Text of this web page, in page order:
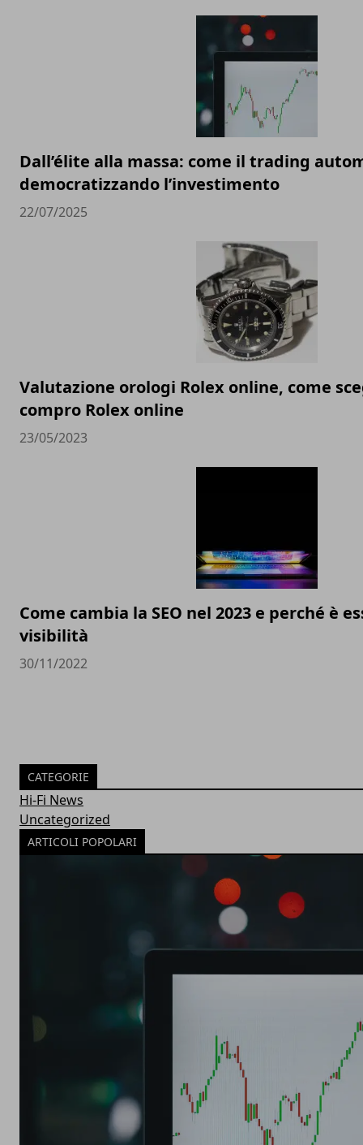
Dall’élite alla massa: come il trading
democratizzando l’investimento
22/07/2025
Valutazione orologi Rolex online, come
compro Rolex online
23/05/2023
Come cambia la SEO nel 2023 e perché è
visibilità
30/11/2022
CATEGORIE
Hi-Fi News
Uncategorized
ARTICOLI POPOLARI